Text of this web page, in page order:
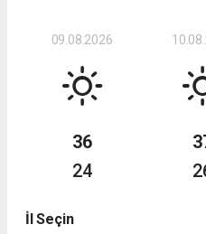
09.08.2026
36
24
İl Seçin